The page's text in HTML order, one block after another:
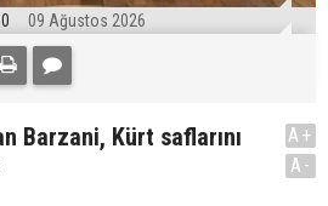
09 Ağustos 2026
Barzani, Kürt saflarını
A+
A-